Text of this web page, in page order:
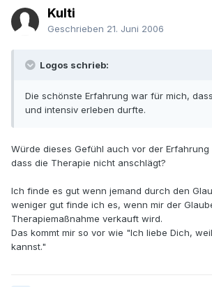
Kulti
Geschrieben 21. Juni 2006
Logos schrieb:
Die schönste Erfahrung war für mich,
und intensiv erleben durfte.
Würde dieses Gefühl auch vor der Erfahrung
dass die Therapie nicht anschlägt?
Ich finde es gut wenn jemand durch den
weniger gut finde ich es, wenn mir der
Therapiemaßnahme verkauft wird.
Das kommt mir so vor wie "Ich liebe Dich,
kannst."